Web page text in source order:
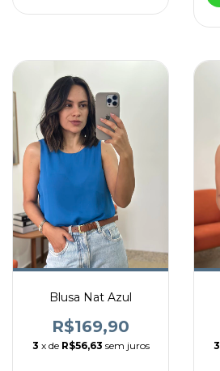
Blusa Nat Azul
R$169,90
3 x de R$56,63 sem juros 3